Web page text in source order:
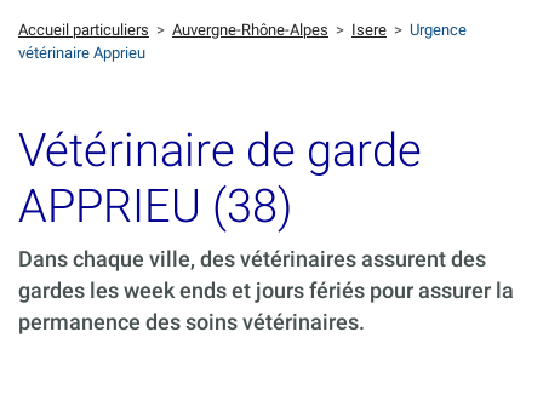
Accueil particuliers > Auvergne-Rhône-Alpes > Isere > Urgence
vétérinaire Apprieu
Vétérinaire de garde
APPRIEU (38)
Dans chaque ville, des vétérinaires assurent des
gardes les week ends et jours fériés pour assurer la
permanence des soins vétérinaires.